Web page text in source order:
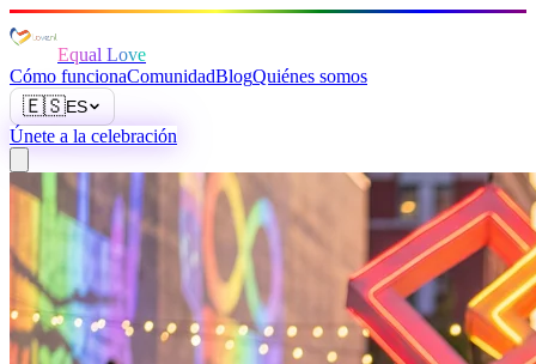
Equal Love
Cómo funcionaComunidadBlogQuiénes somos
🇪🇸ES
Únete a la celebración